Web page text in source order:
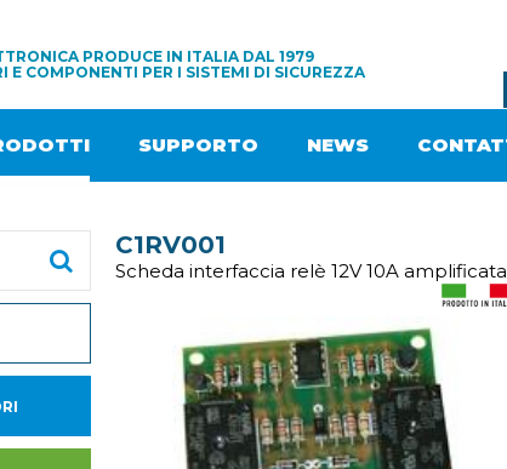
PRODUCE IN ITALIA DAL 1979
E COMPONENTI PER I SISTEMI DI SICUREZZA
SUPPORTO NEWS
C1RV001
Scheda interfaccia relè 12V 10A amplificata